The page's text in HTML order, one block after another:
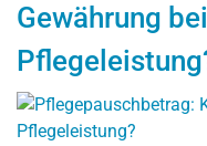
Gewährung